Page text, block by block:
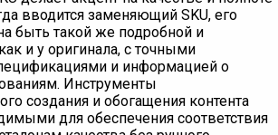
вводится заменяющий SKU, его
быть такой же подробной и
и у оригинала, с точными
и информацией о
Инструменты
создания и обогащения контента
для обеспечения соответствия